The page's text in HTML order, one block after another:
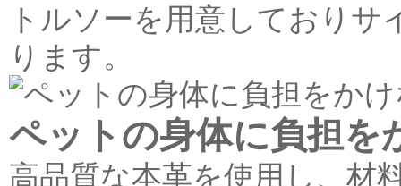
トルソーを用意しており
ります。
ペットの身体に負担を
高品質な本革を使用し、材